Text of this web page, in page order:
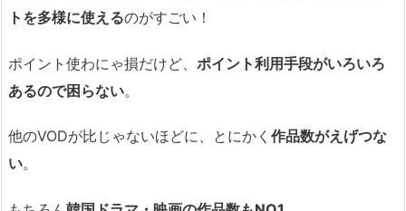
トを多様に使えるのがすごい！
ポイント使わにゃ損だけど、 ポイント利用手段がいろいろ
あるので困らない。
他のVODが比じゃないほどに、とにかく 作品数がえげつな
い。